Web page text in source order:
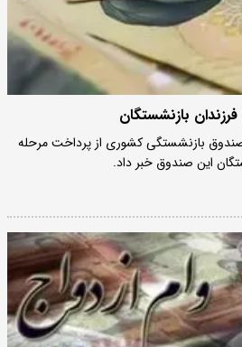
بازنشستگان
بازنشستگی کشوری از پرداخت مرحله
این صندوق خبر داد.